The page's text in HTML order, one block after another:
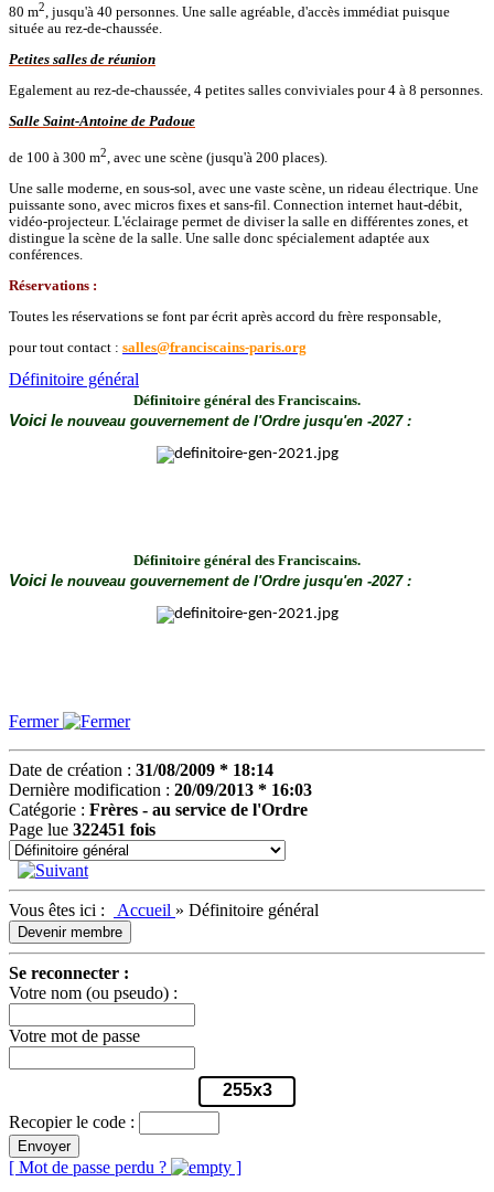
80 m2, jusqu'à 40 personnes. Une salle agréable, d'accès immédiat puisque
située au rez-de-chaussée.
Petites salles de réunion
Egalement au rez-de-chaussée, 4 petites salles conviviales pour 4 à 8 personnes.
Salle Saint-Antoine de Padoue
de 100 à 300 m2 , avec une scène (jusqu'à 200 places).
Une salle moderne, en sous-sol, avec une vaste scène, un rideau électrique. Une
puissante sono, avec micros fixes et sans-fil. Connection internet haut-débit,
vidéo-projecteur. L'éclairage permet de diviser la salle en différentes zones, et
distingue la scène de la salle. Une salle donc spécialement adaptée aux
conférences.
Réservations :
Toutes les réservations se font par écrit après accord du frère responsable,
pour tout contact : salles@franciscains-paris.org
Définitoire général
Définitoire général des Franciscains.
Voici le nouveau gouvernement de l'Ordre jusqu'en -2027 :
Définitoire général des Franciscains.
Voici le nouveau gouvernement de l'Ordre jusqu'en -2027 :
Fermer
Date de création : 31/08/2009 * 18:14
Dernière modification : 20/09/2013 * 16:03
Catégorie : Frères - au service de l'Ordre
Page lue 322451 fois
Vous êtes ici : Accueil » Définitoire général
Devenir membre
Se reconnecter :
Votre nom (ou pseudo) :
Votre mot de passe
255x3
Recopier le code :
Envoyer
[ Mot de passe perdu ? ]